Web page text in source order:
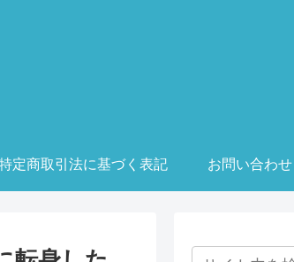
定商取引法に基づく表記 お問い合わせ